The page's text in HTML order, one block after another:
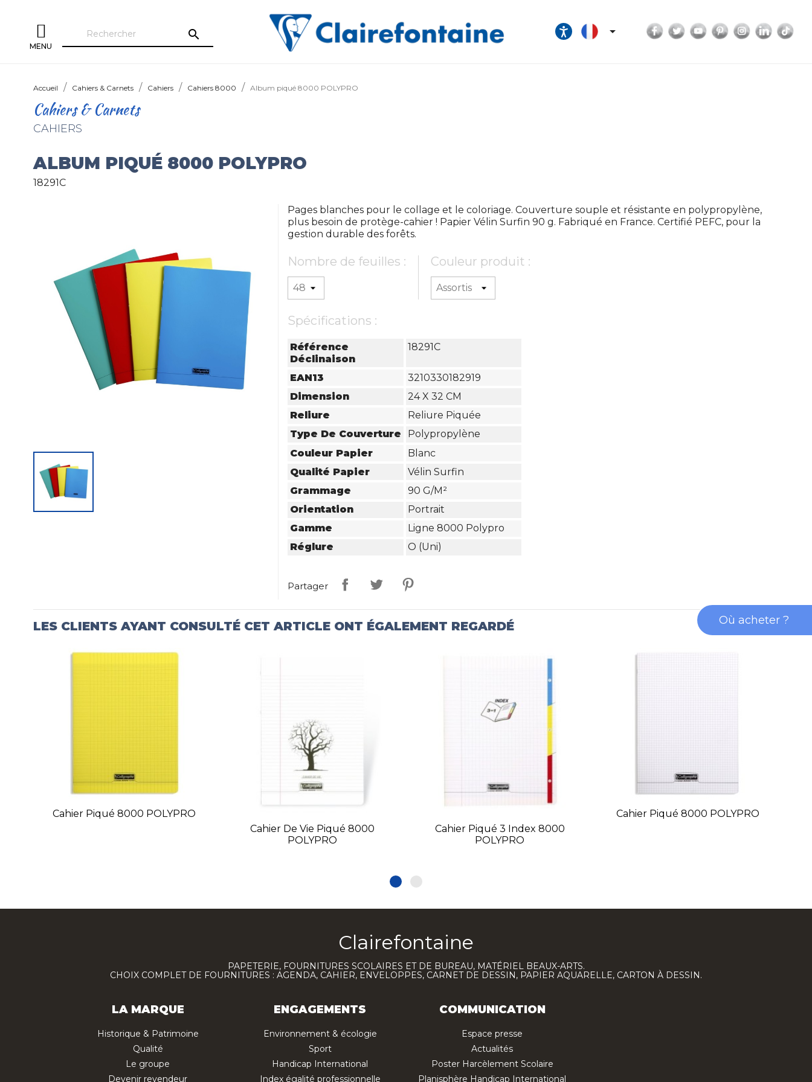
MENU
search  Facebook
TwitterYouTubePinterestInstagram
Accueil Cahiers & Carnets Cahiers Cahiers 8000 Album piqué 8000 POLYPRO
Cahiers & Carnets
CAHIERS
ALBUM PIQUÉ 8000 POLYPRO
18291C
Pages blanches pour le collage et le coloriage. Couverture souple et résistante en polypropylène,
plus besoin de protège-cahier ! Papier Vélin Surfin 90 g. Fabriqué en France. Certifié PEFC, pour la
gestion durable des forêts.
Nombre de feuilles : Couleur produit :
Spécifications :
Référence
Déclinaison
18291C
EAN13
3210330182919
Dimension
24 X 32 CM
Reliure
Reliure Piquée
Type De Couverture
Polypropylène
Couleur Papier
Blanc
Qualité Papier
Vélin Surfin
Grammage
90 G/m²
Orientation
Portrait
Gamme
Ligne 8000 Polypro
Réglure
O (uni)
Partager
LES CLIENTS AYANT CONSULTÉ CET ARTICLE ONT ÉGALEMENT REGARDÉ
Cahier Piqué 8000 POLYPRO
Cahier De Vie Piqué 8000
POLYPRO
Cahier Piqué 3 Index 8000
POLYPRO
Cahier Piqué 8000 POLYPRO
Clairefontaine
PAPETERIE, FOURNITURES SCOLAIRES ET DE BUREAU, MATÉRIEL BEAUX-ARTS.
CHOIX COMPLET DE FOURNITURES : AGENDA, CAHIER, ENVELOPPES, CARNET DE DESSIN, PAPIER AQUARELLE, CARTON À DESSIN.
LA MARQUE
Historique & Patrimoine
Qualité
Le groupe
Devenir revendeur
ENGAGEMENTS
Environnement & écologie
Sport
Handicap International
Index égalité professionnelle
COMMUNICATION
Espace presse
Actualités
Poster Harcèlement Scolaire
Planisphère Handicap International
Où acheter ?